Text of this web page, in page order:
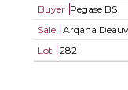
Buyer Pegase BS
Sale
Arqana
Lot
282